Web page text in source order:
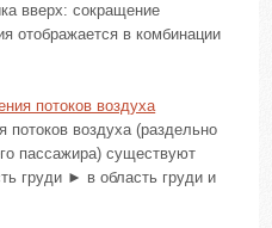
вверх: сокращение
отображается в комбинации
потоков воздуха
потоков воздуха (раздельно
пассажира) существуют
груди ► в область груди и